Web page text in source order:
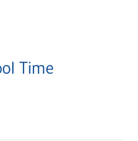
Time